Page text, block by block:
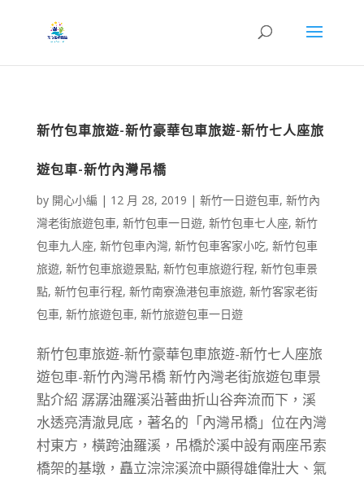
新竹包車旅遊-新竹豪華包車旅遊-新竹七人座旅
遊包車-新竹內灣吊橋
by 開心小編 | 12 月 28, 2019 | 新竹一日遊包車, 新竹內
灣老街旅遊包車, 新竹包車一日遊, 新竹包車七人座, 新竹
包車九人座, 新竹包車內灣, 新竹包車客家小吃, 新竹包車
旅遊, 新竹包車旅遊景點, 新竹包車旅遊行程, 新竹包車景
點, 新竹包車行程, 新竹南寮漁港包車旅遊, 新竹客家老街
包車, 新竹旅遊包車, 新竹旅遊包車一日遊
新竹包車旅遊-新竹豪華包車旅遊-新竹七人座旅
遊包車-新竹內灣吊橋 新竹內灣老街旅遊包車景
點介紹 潺潺油羅溪沿著曲折山谷奔流而下，溪
水透亮清澈見底，著名的「內灣吊橋」位在內灣
村東方，橫跨油羅溪，吊橋於溪中設有兩座吊索
橋架的基墩，矗立淙淙溪流中顯得雄偉壯大、氣